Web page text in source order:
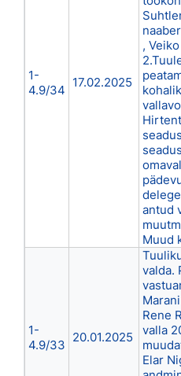
1-
4.9/34
17.02.2025
,
antud
Muud
1-
4.9/33
20.01.2025
valda.
Rene
valla
Elar